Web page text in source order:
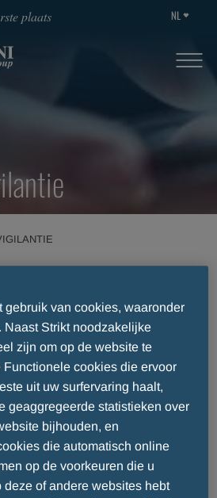
plaats NL
de
geneesmiddelen
GENEESMIDDELEN
gebruik van cookies, waaronder
Naast Strikt noodzakelijke
zijn om op de website te
Functionele cookies die ervoor
uit uw surfervaring haalt,
geaggregeerde statistieken over
bijhouden, en
die automatisch online
op de voorkeuren die u
deze of andere websites hebt